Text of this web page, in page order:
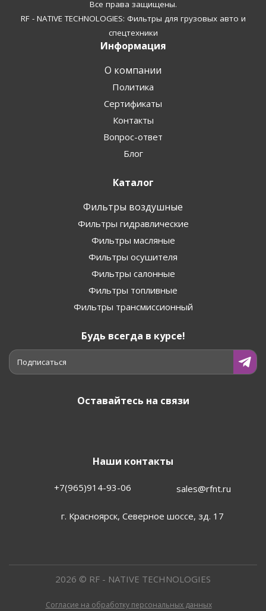
Все права защищены.
RF - NATIVE TECHNOLOGIES: Фильтры для грузовых авто и
спецтехники
Информация
О компании
Политика
Сертификаты
Контакты
Вопрос-ответ
Блог
Каталог
Фильтры воздушные
Фильтры гидравлические
Фильтры масляные
Фильтры осушителя
Фильтры салонные
Фильтры топливные
Фильтры трансмиссионный
Будь всегда в курсе!
Подписаться
Оставайтесь на связи
Наши контакты
+7(965)914-93-06 sales@rfnt.ru
г. Красноярск, Северное шоссе, зд. 17
2026 © RF - NATIVE TECHNOLOGIES
Согласие на обработку персональных данных